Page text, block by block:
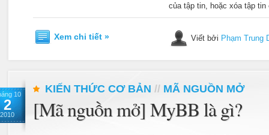
của tập tin, hoặc xóa tập
Xem chi tiết » Viết bởi Phạm Trung
10
2
2010
KIẾN THỨC CƠ BẢN // MÃ NGUỒN MỞ
[Mã nguồn mở] MyBB là gì?